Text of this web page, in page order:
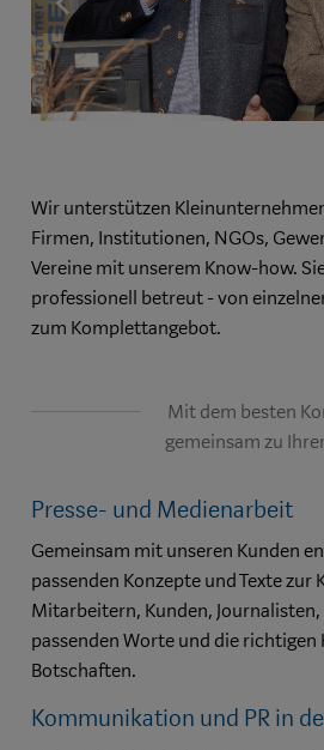
Wir unterstützen
Firmen, Institutionen, NGOs,
Vereine mit unserem Know-how.
professionell betreut - von
zum Komplettangebot.
Mit dem besten
gemeinsam zu
Presse- und Medienarbeit
Gemeinsam mit unseren Kunden
passenden Konzepte und Texte
Mitarbeitern, Kunden,
passenden Worte und die richtigen
Botschaften.
Kommunikation und PR in